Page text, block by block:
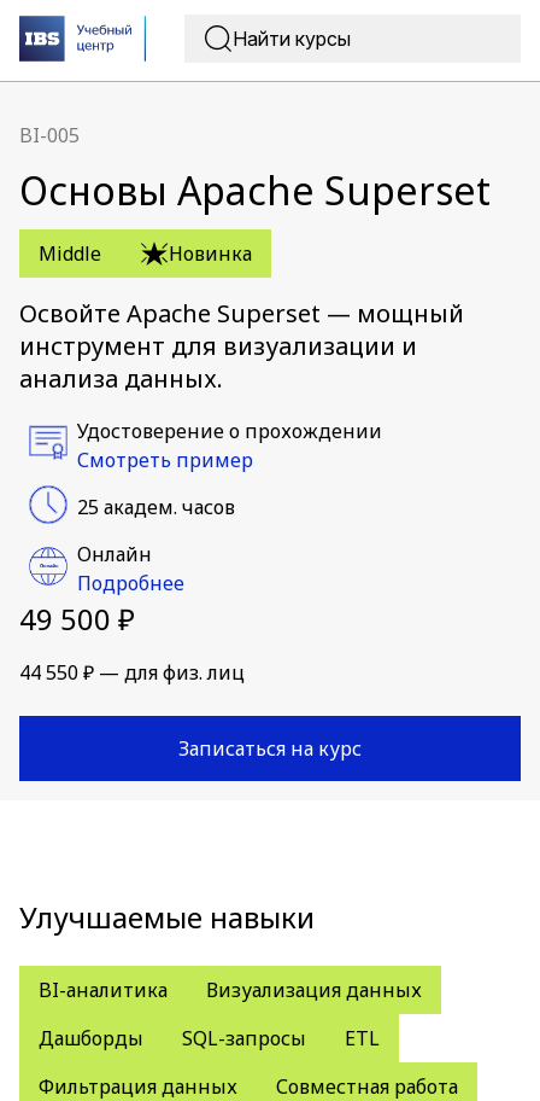
BI-005
Основы Apache Superset
Middle Новинка
Освойте Apache Superset — мощный
инструмент для визуализации и
анализа данных.
Удостоверение о прохождении
Смотреть пример
25 академ. часов
Онлайн
Подробнее
49 500 ₽
44 550 ₽ — для физ. лиц
Записаться на курс
Улучшаемые навыки
BI-аналитика
Визуализация данных
Дашборды
SQL-запросы
ETL
Фильтрация данных
Совместная работа